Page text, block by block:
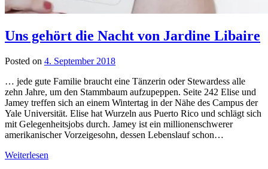
Uns gehört die Nacht von Jardine Libaire
Posted on 4. September 2018
… jede gute Familie braucht eine Tänzerin oder Stewardess alle
zehn Jahre, um den Stammbaum aufzupeppen. Seite 242 Elise und
Jamey treffen sich an einem Wintertag in der Nähe des Campus der
Yale Universität. Elise hat Wurzeln aus Puerto Rico und schlägt sich
mit Gelegenheitsjobs durch. Jamey ist ein millionenschwerer
amerikanischer Vorzeigesohn, dessen Lebenslauf schon…
Weiterlesen